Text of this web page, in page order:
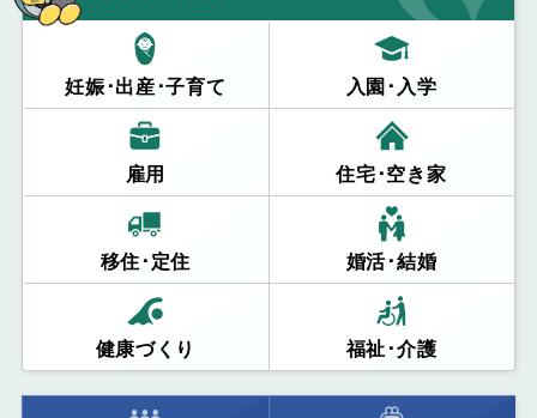
妊娠･出産･子育て 入園･入学
雇用 住宅･空き家
移住･定住 婚活･結婚
健康づくり 福祉･介護